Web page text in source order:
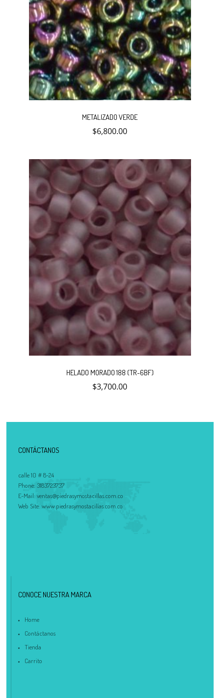
METALIZADO VERDE
$6,800.00
HELADO MORADO 188 (TR-6BF)
$3,700.00
CONTÁCTANOS
calle 10 # 8-24
Phone: 3183723737
E-Mail: ventas@piedrasymostacillas.com.co
Web Site: www.piedrasymostacillas.com.co
CONOCE NUESTRA MARCA
Home
Contáctanos
Tienda
Carrito